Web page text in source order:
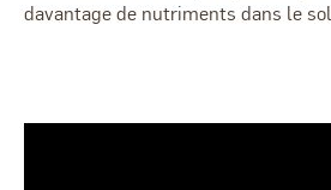
davantage de nutriments dans le sol.